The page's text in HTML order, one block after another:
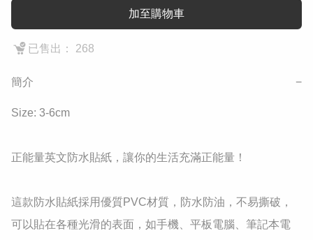
加至購物車
已售出： 268
簡介 −
Size: 3-6cm
正能量英文防水貼紙，讓你的生活充滿正能量！
這款防水貼紙採用優質PVC材質，防水防油，不易撕破，
可以貼在各種光滑的表面，如手機、平板電腦、筆記本電